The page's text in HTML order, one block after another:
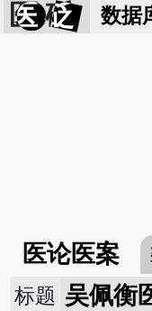
医 砭 数据
医论医案
标题 吴佩衡